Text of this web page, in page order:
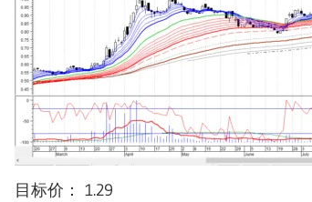
目标价： 1.29